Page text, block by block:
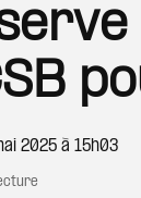
2025 à 15h03